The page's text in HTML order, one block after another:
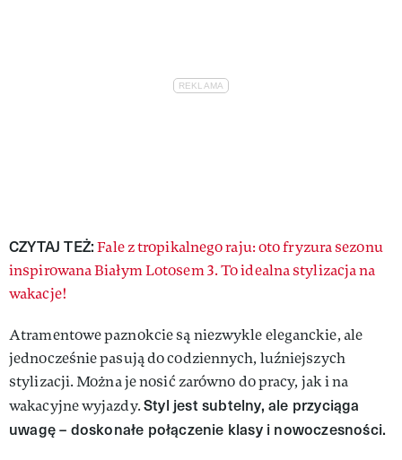
CZYTAJ TEŻ: Fale z tropikalnego raju: oto fryzura sezonu
inspirowana Białym Lotosem 3. To idealna stylizacja na
wakacje!
Atramentowe paznokcie są niezwykle eleganckie, ale
jednocześnie pasują do codziennych, luźniejszych
stylizacji. Można je nosić zarówno do pracy, jak i na
wakacyjne wyjazdy.Styl jest subtelny, ale przyciąga
uwagę – doskonałe połączenie klasy i nowoczesności.